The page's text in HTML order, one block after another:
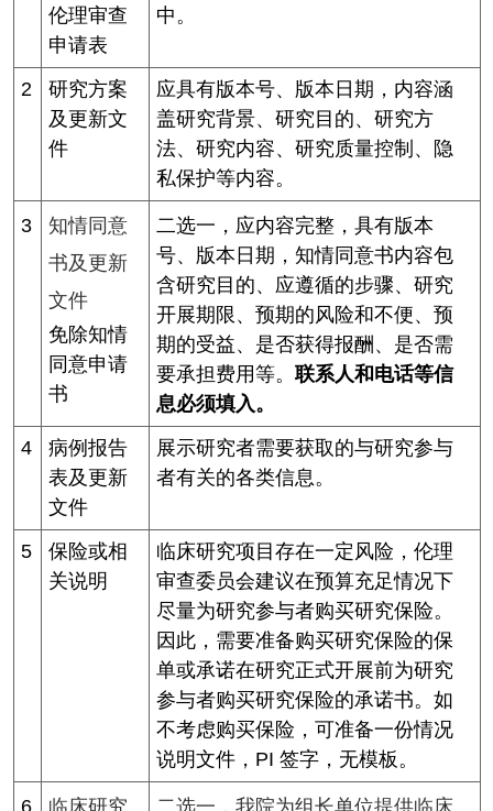
伦理审查
申请表
中。
2
研究方案
及更新文
件
应具有版本号、版本日期，内容涵
盖研究背景、研究目的、研究方
法、研究内容、研究质量控制、隐
私保护等内容。
3
知情同意
书及更新
文件
免除知情
同意申请
书
二选一，应内容完整，具有版本
号、版本日期，知情同意书内容包
含研究目的、应遵循的步骤、研究
开展期限、预期的风险和不便、预
期的受益、是否获得报酬、是否需
要承担费用等。联系人和电话等信
息必须填入。
4
病例报告
表及更新
文件
展示研究者需要获取的与研究参与
者有关的各类信息。
5
保险或相
关说明
临床研究项目存在一定风险，伦理
审查委员会建议在预算充足情况下
尽量为研究参与者购买研究保险。
因此，需要准备购买研究保险的保
单或承诺在研究正式开展前为研究
参与者购买研究保险的承诺书。如
不考虑购买保险，可准备一份情况
说明文件，PI 签字，无模板。